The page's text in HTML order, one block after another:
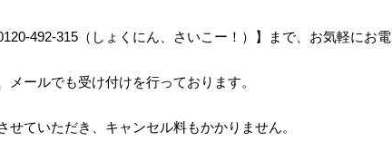
492-315（しょくにん、さいこー！）】まで、お気軽にお電
ールでも受け付けを行っております。
せていただき、キャンセル料もかかりません。